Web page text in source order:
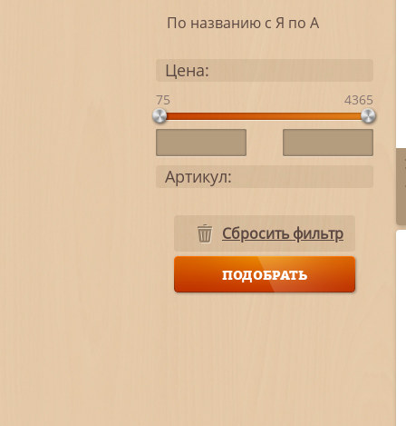
По названию с Я по А
Цена:
75 4365
Артикул:
Сбросить фильтр